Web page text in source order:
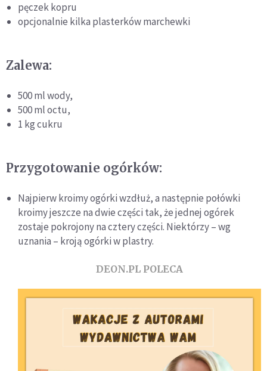
pęczek kopru
opcjonalnie kilka plasterków marchewki
Zalewa:
500 ml wody,
500 ml octu,
1 kg cukru
Przygotowanie ogórków:
Najpierw kroimy ogórki wzdłuż, a następnie połówki
kroimy jeszcze na dwie części tak, że jednej ogórek
zostaje pokrojony na cztery części. Niektórzy – wg
uznania – kroją ogórki w plastry.
DEON.PL POLECA